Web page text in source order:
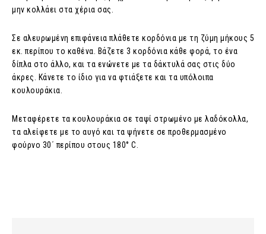
μην κολλάει στα χέρια σας.
Σε αλευρωμένη επιφάνεια πλάθετε κορδόνια με τη ζύμη μήκους 5
εκ. περίπου το καθένα. Βάζετε 3 κορδόνια κάθε φορά, το ένα
δίπλα στο άλλο, και τα ενώνετε με τα δάκτυλά σας στις δύο
άκρες. Κάνετε το ίδιο για να φτιάξετε και τα υπόλοιπα
κουλουράκια.
Μεταφέρετε τα κουλουράκια σε ταψί στρωμένο με λαδόκολλα,
τα αλείφετε με το αυγό και τα ψήνετε σε προθερμασμένο
φούρνο 30΄ περίπου στους 180° C.